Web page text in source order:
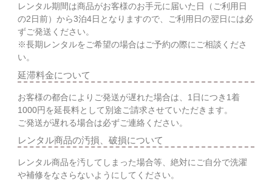
レンタル期間は商品がお客様のお手元に届いた日（ご利用日
の2日前）から3泊4日となりますので、ご利用日の翌日には必
ずご発送ください。
※長期レンタルをご希望の場合はご予約の際にご相談くださ
い。
延滞料金について
お客様の都合によりご発送が遅れた場合は、1日につき1着
1000円を延長料として別途ご請求させていただきます。
ご発送が遅れる場合は必ずご連絡ください。
レンタル商品の汚損、破損について
レンタル商品を汚してしまった場合等、絶対にご自分で洗濯
や補修をなさらないようにしてください。